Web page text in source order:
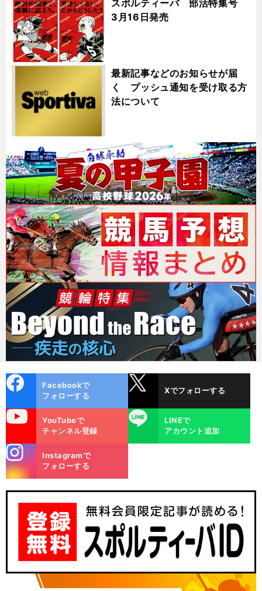
スポルティーバ 部活特集号
3月16日発売
最新記事などのお知らせが届
く プッシュ通知を受け取る方
法について
ok
Facebookで
フォローする
Xでフォローする
YouTubeで
チャンネル登録
LINE
LINEで
アカウント追加
m
Instagramで
フォローする